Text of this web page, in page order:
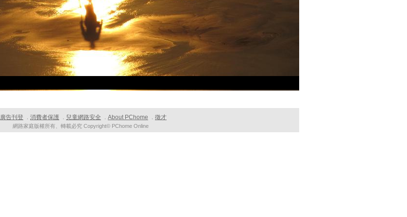
廣告刊登 ． 消費者保護 ． 兒童網路安全 ． About PChome ． 徵才
網路家庭版權所有、轉載必究 Copyright© PChome Online